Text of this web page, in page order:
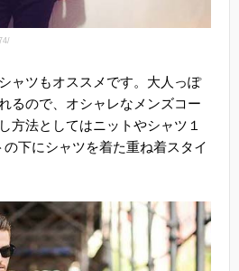
ャツもオススメです。大人っぽ
るので、オシャレなメンズコー
方法としてはニットやシャツ１
下にシャツを着た重ね着スタイ